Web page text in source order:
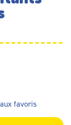
favoris